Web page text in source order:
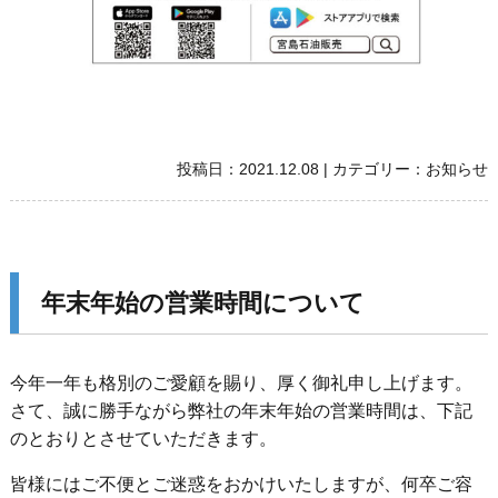
投稿日： 2021.12.08 | カテゴリー： お知らせ
年末年始の営業時間について
今年一年も格別のご愛顧を賜り、厚く御礼申し上げます。
さて、誠に勝手ながら弊社の年末年始の営業時間は、下記
のとおりとさせていただきます。
皆様にはご不便とご迷惑をおかけいたしますが、何卒ご容